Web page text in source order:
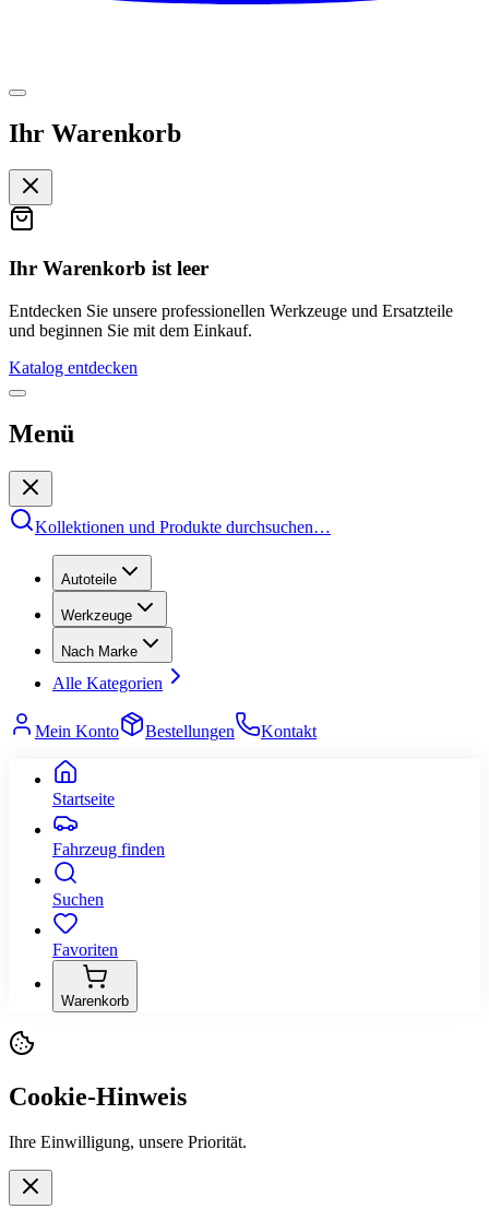
Ihr Warenkorb
Ihr Warenkorb ist leer
Entdecken Sie unsere professionellen Werkzeuge und Ersatzteile
und beginnen Sie mit dem Einkauf.
Katalog entdecken
Menü
Kollektionen und Produkte durchsuchen…
Autoteile
Werkzeuge
Nach Marke
Alle Kategorien
Mein Konto Bestellungen Kontakt
Startseite
Fahrzeug finden
Suchen
Favoriten
Warenkorb
Cookie-Hinweis
Ihre Einwilligung, unsere Priorität.